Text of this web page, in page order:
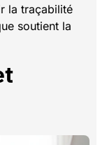
la traçabilité
soutient la